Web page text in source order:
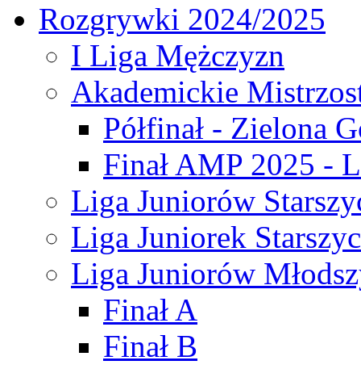
Rozgrywki 2024/2025
I Liga Mężczyzn
Akademickie
Półfinał - Zielona
Finał AMP 2025 -
Liga Juniorów
Liga Juniorek
Liga Juniorów
Finał A
Finał B